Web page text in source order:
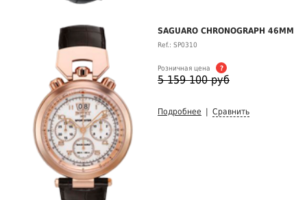
SAGUARO CHRONOGRAPH 46MM
Ref.: SP0310
Розничная цена ?
5 159 100 руб
Подробнее Сравнить